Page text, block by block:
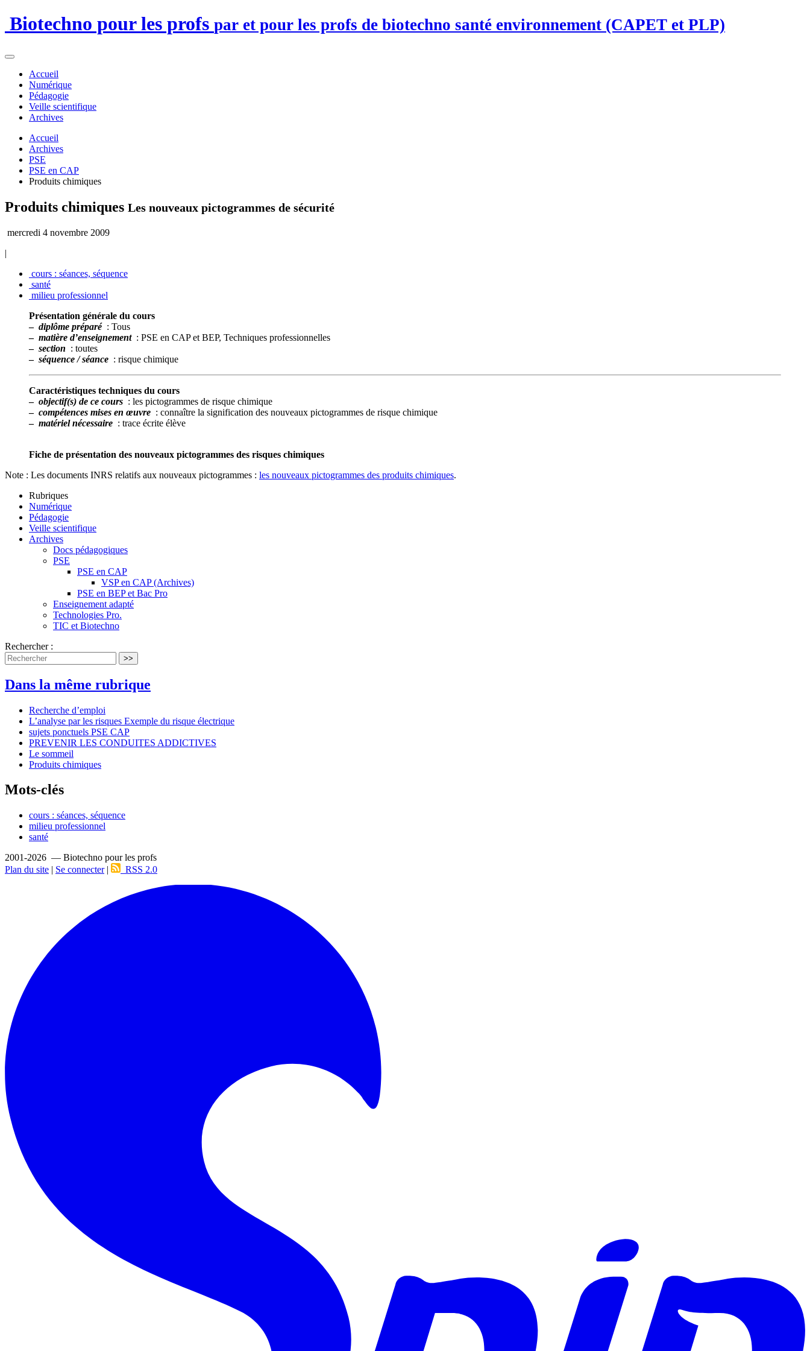
Biotechno pour les profs par et pour les profs de biotechno santé environnement (CAPET et PLP)
Accueil
Numérique
Pédagogie
Veille scientifique
Archives
Accueil
Archives
PSE
PSE en CAP
Produits chimiques
Produits chimiques Les nouveaux pictogrammes de sécurité
mercredi 4 novembre 2009
|
cours : séances, séquence
santé
milieu professionnel
Présentation générale du cours
– diplôme préparé : Tous
– matière d’enseignement : PSE en CAP et BEP, Techniques professionnelles
– section : toutes
– séquence / séance : risque chimique
Caractéristiques techniques du cours
– objectif(s) de ce cours : les pictogrammes de risque chimique
– compétences mises en œuvre : connaître la signification des nouveaux pictogrammes de risque chimique
– matériel nécessaire : trace écrite élève
Fiche de présentation des nouveaux pictogrammes des risques chimiques
Note : Les documents INRS relatifs aux nouveaux pictogrammes : les nouveaux pictogrammes des produits chimiques.
Rubriques
Numérique
Pédagogie
Veille scientifique
Archives
Docs pédagogiques
PSE
PSE en CAP
VSP en CAP (Archives)
PSE en BEP et Bac Pro
Enseignement adapté
Technologies Pro.
TIC et Biotechno
Rechercher :
>>
Dans la même rubrique
Recherche d’emploi
L’analyse par les risques Exemple du risque électrique
sujets ponctuels PSE CAP
PREVENIR LES CONDUITES ADDICTIVES
Le sommeil
Produits chimiques
Mots-clés
cours : séances, séquence
milieu professionnel
santé
2001-2026 — Biotechno pour les profs
Plan du site | Se connecter| RSS 2.0